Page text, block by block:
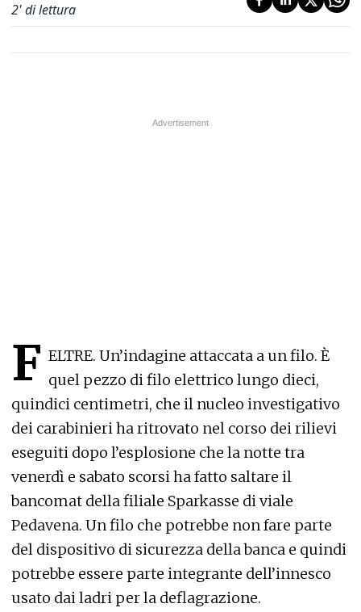
2' di lettura
F ELTRE. Un’indagine attaccata a un filo. È
quel pezzo di filo elettrico lungo dieci,
quindici centimetri, che il nucleo investigativo
dei carabinieri ha ritrovato nel corso dei rilievi
eseguiti dopo l’esplosione che la notte tra
venerdì e sabato scorsi ha fatto saltare il
bancomat della filiale Sparkasse di viale
Pedavena. Un filo che potrebbe non fare parte
del dispositivo di sicurezza della banca e quindi
potrebbe essere parte integrante dell’innesco
usato dai ladri per la deflagrazione.